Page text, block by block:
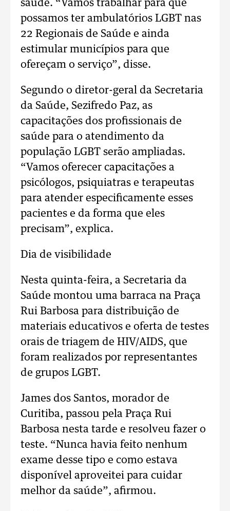
saúde. “Vamos trabalhar para que
possamos ter ambulatórios LGBT nas
22 Regionais de Saúde e ainda
estimular municípios para que
ofereçam o serviço”, disse.
Segundo o diretor-geral da Secretaria
da Saúde, Sezifredo Paz, as
capacitações dos profissionais de
saúde para o atendimento da
população LGBT serão ampliadas.
“Vamos oferecer capacitações a
psicólogos, psiquiatras e terapeutas
para atender especificamente esses
pacientes e da forma que eles
precisam”, explica.
Dia de visibilidade
Nesta quinta-feira, a Secretaria da
Saúde montou uma barraca na Praça
Rui Barbosa para distribuição de
materiais educativos e oferta de testes
orais de triagem de HIV/AIDS, que
foram realizados por representantes
de grupos LGBT.
James dos Santos, morador de
Curitiba, passou pela Praça Rui
Barbosa nesta tarde e resolveu fazer o
teste. “Nunca havia feito nenhum
exame desse tipo e como estava
disponível aproveitei para cuidar
melhor da saúde”, afirmou.